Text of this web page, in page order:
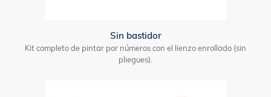
Sin bastidor
Kit completo de pintar por números con el lienzo enrollado (sin
pliegues).